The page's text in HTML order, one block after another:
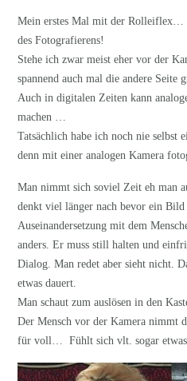
Mein erstes Mal mit der Rolleiflex…
des Fotografierens!
Stehe ich zwar meist eher vor der
spannend auch mal die andere Seite
Auch in digitalen Zeiten kann
machen …
Tatsächlich habe ich noch nie selbst
denn mit einer analogen Kamera
Man nimmt sich soviel Zeit eh man
denkt viel länger nach bevor ein
Auseinandersetzung mit dem
anders. Er muss still halten und
Dialog. Man redet aber sieht nicht.
etwas dauert.
Man schaut zum auslösen in den
Der Mensch vor der Kamera nimmt
für voll… Fühlt sich vlt. sogar etwas